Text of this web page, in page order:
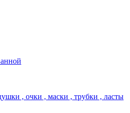
, очки , маски , трубки , ласты